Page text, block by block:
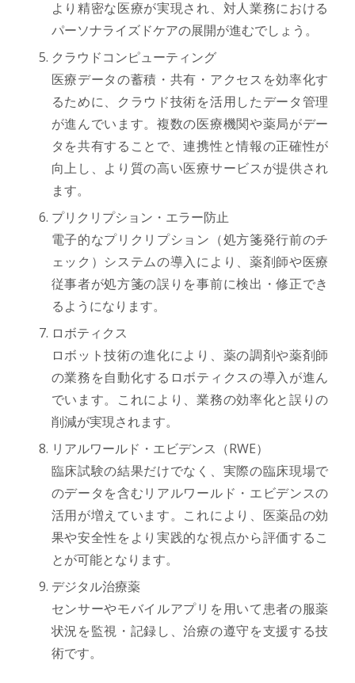
より精密な医療が実現され、対人業務における
パーソナライズドケアの展開が進むでしょう。
クラウドコンピューティング
医療データの蓄積・共有・アクセスを効率化す
るために、クラウド技術を活用したデータ管理
が進んでいます。複数の医療機関や薬局がデー
タを共有することで、連携性と情報の正確性が
向上し、より質の高い医療サービスが提供され
ます。
プリクリプション・エラー防止
電子的なプリクリプション（処方箋発行前のチ
ェック）システムの導入により、薬剤師や医療
従事者が処方箋の誤りを事前に検出・修正でき
るようになります。
ロボティクス
ロボット技術の進化により、薬の調剤や薬剤師
の業務を自動化するロボティクスの導入が進ん
でいます。これにより、業務の効率化と誤りの
削減が実現されます。
リアルワールド・エビデンス（RWE）
臨床試験の結果だけでなく、実際の臨床現場で
のデータを含むリアルワールド・エビデンスの
活用が増えています。これにより、医薬品の効
果や安全性をより実践的な視点から評価するこ
とが可能となります。
デジタル治療薬
センサーやモバイルアプリを用いて患者の服薬
状況を監視・記録し、治療の遵守を支援する技
術です。